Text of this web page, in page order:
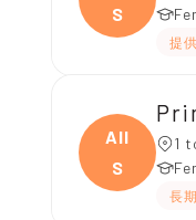
S
提
All
S
1
長